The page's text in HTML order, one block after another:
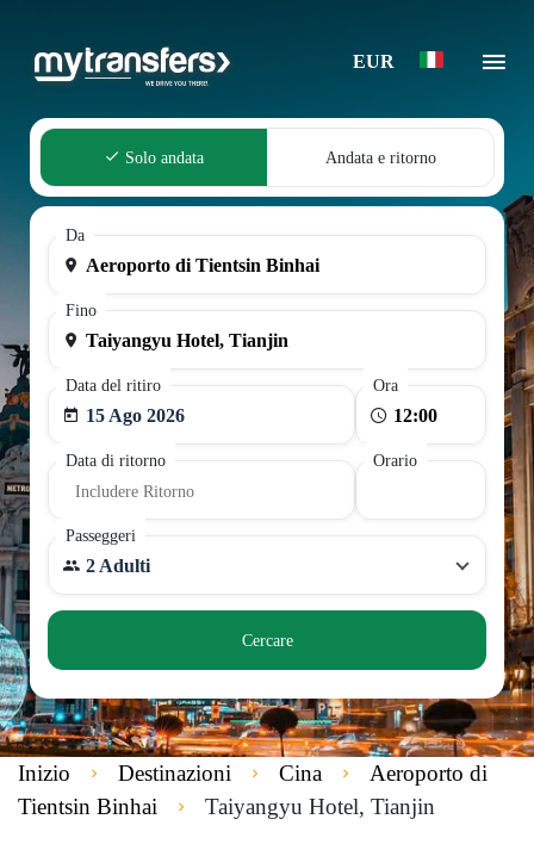
EUR
Solo andata Andata e ritorno
Da
Fino
Data del ritiro
15 Ago 2026
Ora
Data di ritorno
Includere Ritorno
Orario
Passeggeri
2 Adulti
Cercare
Inizio Destinazioni Cina
Aeroporto di
Tientsin Binhai
Taiyangyu Hotel, Tianjin